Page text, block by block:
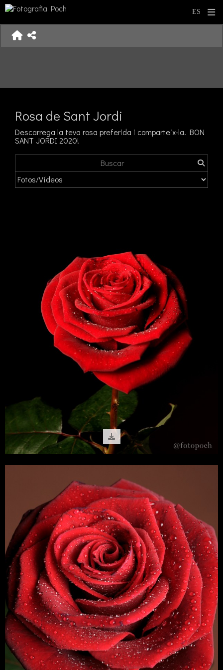
Rosa de Sant Jordi
Descarrega la teva rosa preferida i comparteix-la. BON
SANT JORDI 2020!